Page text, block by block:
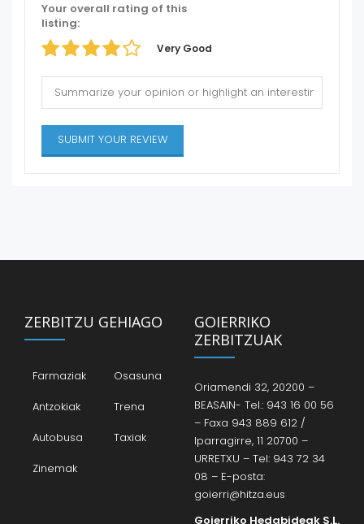
Your overall rating of this
listing:
Very Good
ZERBITZU GEHIAGO
Farmaziak
Osasuna
Antzokiak
Trena
Autobusa
Taxiak
Zinemak
GOIERRIKO
ZERBITZUAK
Oriamendi 32, 20200 –
BEASAIN- Tel.: 943 16 00 56
– Faxa 943 889 612 /
Iparragirre, 11 20700 –
URRETXU – Tel: 943 72 34
08 – E-posta:
goierri@hitza.eus
Goierriko Hedabideak S.L.